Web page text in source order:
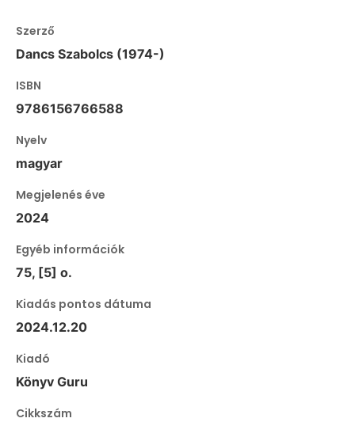
Szerző
Dancs Szabolcs (1974-)
ISBN
9786156766588
Nyelv
magyar
Megjelenés éve
2024
Egyéb információk
75, [5] o.
Kiadás pontos dátuma
2024.12.20
Kiadó
Könyv Guru
Cikkszám